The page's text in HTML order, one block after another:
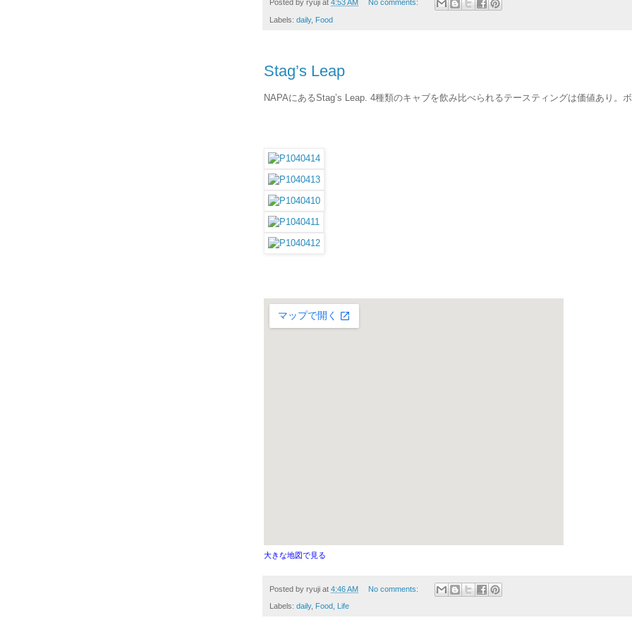
Posted by ryuji at 4:53 AM No comments:
Labels: daily, Food
Stag’s Leap
NAPAにあるStag’s Leap. 4種類のキャブを飲み比べられるテースティングは価値あり。
大きな地図で見る
Posted by ryuji at 4:46 AM No comments:
Labels: daily, Food Life